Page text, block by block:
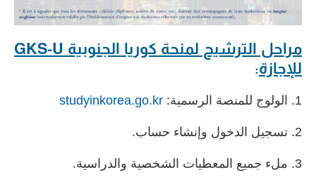
مراحل الترشيح لمنحة كوريا الجنوبية GKS-U
للإجازة:
1. الولوج للمنصة الرسمية: studyinkorea.go.kr
2. تسجيل الدخول وإنشاء حساب.
3. ملء جميع المعطيات الشخصية والدراسية.